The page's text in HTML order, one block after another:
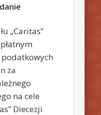
„Caritas”
za
na cele
Diecezji